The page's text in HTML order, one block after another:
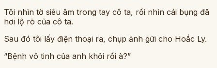
Tôi nhìn tờ siêu âm trong tay cô ta, rồi nhìn cái bụng đã
hơi lộ rõ của cô ta.
Sau đó tôi lấy điện thoại ra, chụp ảnh gửi cho Hoắc Ly.
“Bệnh vô tinh của anh khỏi rồi à?”